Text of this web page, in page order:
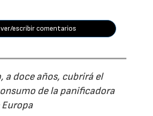
ver/escribir comentarios
a doce años, cubrirá el
de la panificadora
Europa